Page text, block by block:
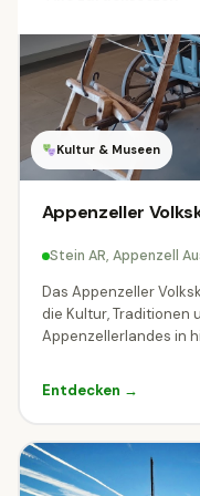
Schweiz
ÖSTERREICH
Alle Regionen
Salzburg 5131
Vorarlberg 4563
SCHWEIZ
Kultur & Museen
Appenzeller
Stein AR, Appenzell
Das Appenzeller
die Kultur, Traditionen
Appenzellerlandes in
Entdecken →